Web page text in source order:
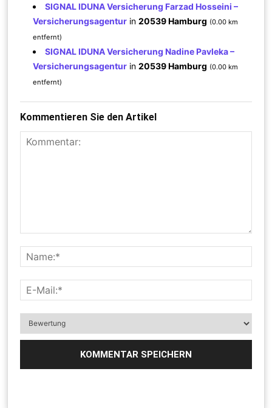
SIGNAL IDUNA Versicherung Farzad Hosseini –
Versicherungsagentur in20539 Hamburg (0.00 km
entfernt)
SIGNAL IDUNA Versicherung Nadine Pavleka –
Versicherungsagentur in20539 Hamburg (0.00 km
entfernt)
Kommentieren Sie den Artikel